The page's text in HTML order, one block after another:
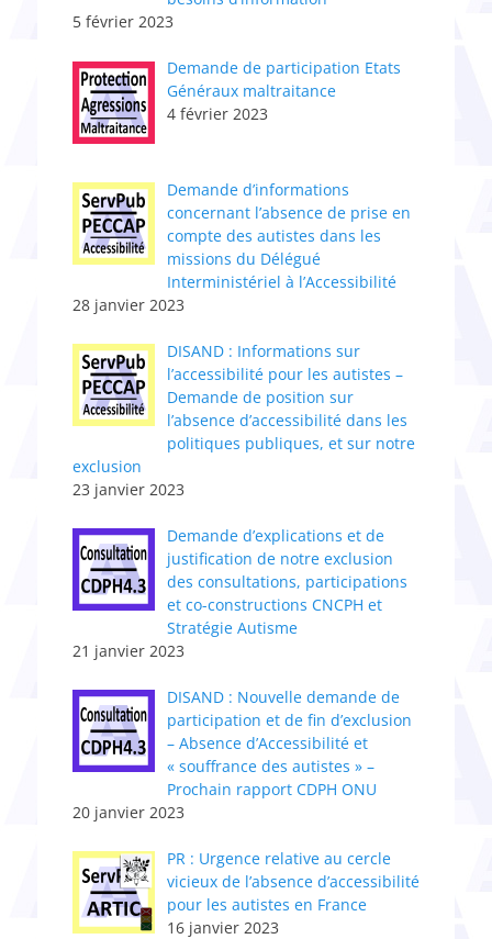
5 février 2023
Demande de participation Etats
Généraux maltraitance
4 février 2023
​Demande d’informations
concernant l’absence de prise en
compte des autistes dans les
missions du Délégué
Interministériel à l’Accessibilité
28 janvier 2023
DISAND : Informations sur
l’accessibilité pour les autistes –
Demande de position sur
l’absence d’accessibilité dans les
politiques publiques, et sur notre
exclusion
23 janvier 2023
Demande d’explications et de
justification de notre exclusion
des consultations, participations
et co-constructions CNCPH et
Stratégie Autisme
21 janvier 2023
DISAND : Nouvelle demande de
participation et de fin d’exclusion
– Absence d’Accessibilité et
« souffrance des autistes » –
Prochain rapport CDPH ONU
20 janvier 2023
PR : Urgence relative au cercle
vicieux de l’absence d’accessibilité
pour les autistes en France
16 janvier 2023